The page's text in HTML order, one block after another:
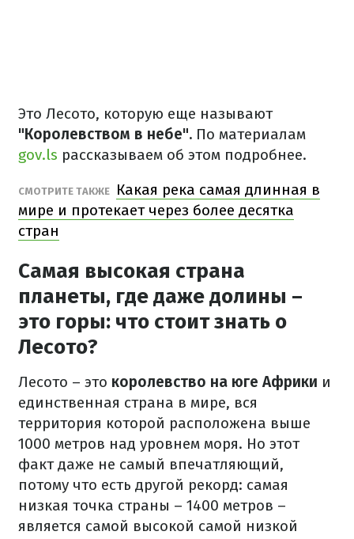
Это Лесото, которую еще называют
"Королевством в небе". По материалам
gov.ls рассказываем об этом подробнее.
СМОТРИТЕ ТАКЖЕ
Какая река самая длинная в
мире и протекает через более десятка
стран
Самая высокая страна
планеты, где даже долины –
это горы: что стоит знать о
Лесото?
Лесото – это королевство на юге Африки и
единственная страна в мире, вся
территория которой расположена выше
1000 метров над уровнем моря. Но этот
факт даже не самый впечатляющий,
потому что есть другой рекорд: самая
низкая точка страны – 1400 метров –
является самой высокой самой низкой